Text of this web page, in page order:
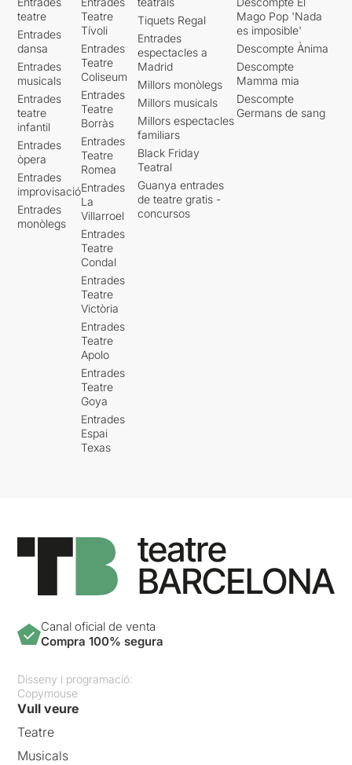
teatre
Entrades
dansa
Entrades
musicals
Entrades
teatre
infantil
Entrades
òpera
Entrades
improvisació
Entrades
monòlegs
Teatre
Tívoli
Entrades
Teatre
Coliseum
Entrades
Teatre
Borràs
Entrades
Teatre
Romea
Entrades
La
Villarroel
Entrades
Teatre
Condal
Entrades
Teatre
Victòria
Entrades
Teatre
Apolo
Entrades
Teatre
Goya
Entrades
Espai
Texas
Tiquets Regal
Entrades
espectacles a
Madrid
Millors monòlegs
Millors musicals
Millors espectacles
familiars
Black Friday
Teatral
Guanya entrades
de teatre gratis -
concursos
Mago Pop 'Nada
es imposible'
Descompte Ànima
Descompte
Mamma mia
Descompte
Germans de sang
Canal oficial de venta
Compra 100% segura
Disseny i programació:
Copymouse
Vull veure
Teatre
Musicals